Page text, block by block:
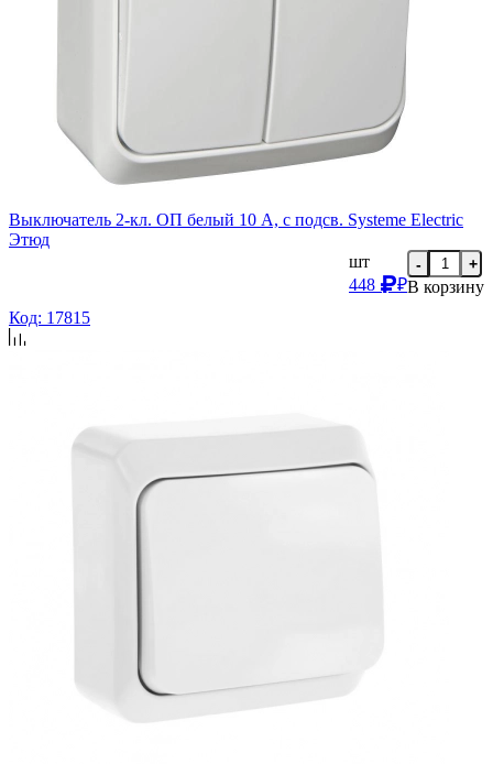
Выключатель 2-кл. ОП белый 10 А, с подсв. Systeme Electric
Этюд
шт
448
₽
- +
В корзину
Код: 17815